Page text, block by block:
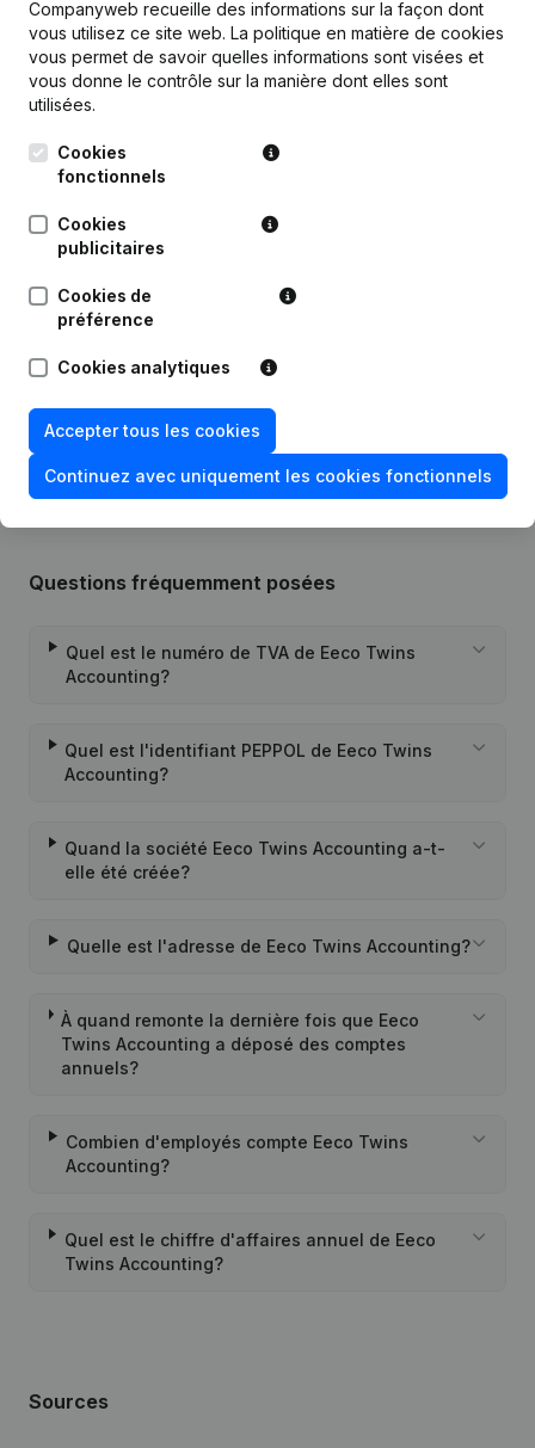
Publicationsde Eeco Twins Accounting
18-10-2023
11-03-2016
Rubrique Constitution (Nouvelle
Personne Morale, Ouverture
Succursale, etc...)
Questions fréquemment posées
Quel est le numéro de TVA de Eeco Twins
Accounting?
Quel est l'identifiant PEPPOL de Eeco Twins
Accounting?
Quand la société Eeco Twins Accounting a-t-
elle été créée?
Quelle est l'adresse de Eeco Twins Accounting?
À quand remonte la dernière fois que Eeco
Twins Accounting a déposé des comptes
annuels?
Combien d'employés compte Eeco Twins
Accounting?
Quel est le chiffre d'affaires annuel de Eeco
Twins Accounting?
Sources
Companyweb recueille des informations sur la façon dont
vous utilisez ce site web. La politique en matière de cookies
vous permet de savoir quelles informations sont visées et
vous donne le contrôle sur la manière dont elles sont
utilisées.
Cookies
fonctionnels
Cookies
publicitaires
Cookies de
préférence
Cookies analytiques
Accepter tous les cookies
Continuez avec uniquement les cookies fonctionnels